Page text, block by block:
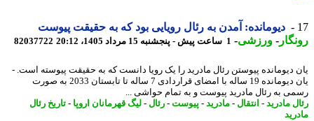
دیومانده: آمدن به رئال رویایی بود که به حقیقت پیوست
-ورزشی-1 ساعت پیش - پنجشنبه 15 مرداد 1405، 20:12 82037722
دیومانده پیوستن رئال مادرید را یک رویا دانست که به حقیقت پیوسته است. -
یان دیومانده 19 ساله با امضای قراردادی 7 ساله تا تابستان 2033 به صورت
به رئال مادرید پیوست و به تمام حواشی ...
مادرید- انتقال-مادرید- پیوست-رئال -لیگ قهرمانان اروپا - تاریخ رئال